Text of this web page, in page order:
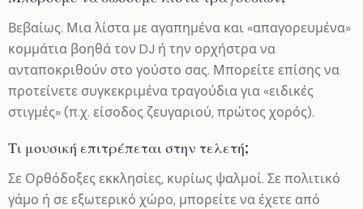
Βεβαίως. Μια λίστα με αγαπημένα και «απαγορευμένα»
κομμάτια βοηθά τον DJ ή την ορχήστρα να
ανταποκριθούν στο γούστο σας. Μπορείτε επίσης να
προτείνετε συγκεκριμένα τραγούδια για «ειδικές
στιγμές» (π.χ. είσοδος ζευγαριού, πρώτος χορός).
Τι μουσική επιτρέπεται στην τελετή;
Σε Ορθόδοξες εκκλησίες, κυρίως ψαλμοί. Σε πολιτικό
γάμο ή σε εξωτερικό χώρο, μπορείτε να έχετε από